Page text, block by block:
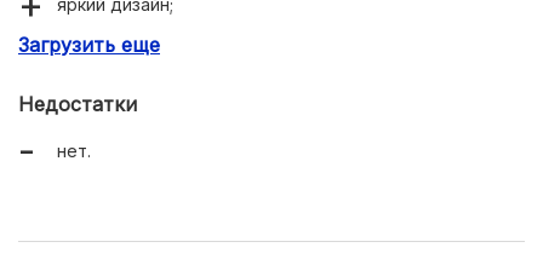
яркий дизайн;
большое число положительных отзывов.
Загрузить еще
Недостатки
нет.